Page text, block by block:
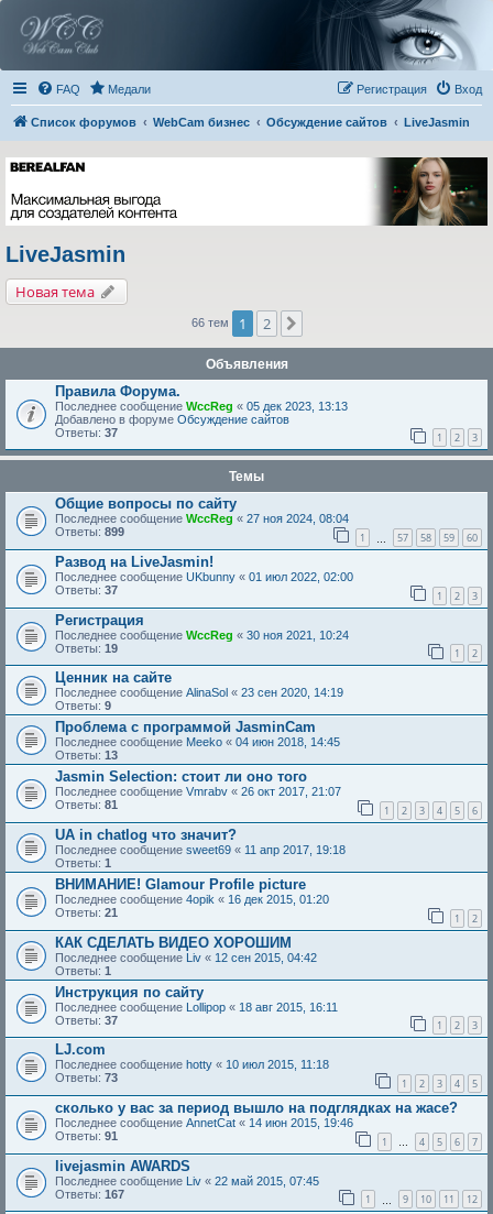
FAQ Медали Вход
Регистрация
Список форумов WebCam бизнес Обсуждение сайтов LiveJasmin
LiveJasmin
Новая тема
66 тем 1 2
Объявления
Правила Форума.
Последнее сообщение WccReg « 05 дек 2023, 13:13
Добавлено в форуме Обсуждение сайтов
Ответы: 37 1 2 3
Темы
Общие вопросы по сайту
Последнее сообщение WccReg « 27 ноя 2024, 08:04
Ответы: 899 1 57 58 59 60
Развод на LiveJasmin!
Последнее сообщение UKbunny « 01 июл 2022, 02:00
Ответы: 37 1 2 3
Регистрация
Последнее сообщение WccReg « 30 ноя 2021, 10:24
Ответы: 19 1 2
Ценник на сайте
Последнее сообщение AlinaSol « 23 сен 2020, 14:19
Ответы: 9
Проблема с программой JasminCam
Последнее сообщение Meeko « 04 июн 2018, 14:45
Ответы: 13
Jasmin Selection: стоит ли оно того
Последнее сообщение Vmrabv « 26 окт 2017, 21:07
Ответы: 81 1 2 3 4 5 6
UA in chatlog что значит?
Последнее сообщение sweet69 « 11 апр 2017, 19:18
Ответы: 1
ВНИМАНИЕ! Glamour Profile picture
Последнее сообщение 4opik « 16 дек 2015, 01:20
Ответы: 21 1 2
КАК СДЕЛАТЬ ВИДЕО ХОРОШИМ
Последнее сообщение Liv « 12 сен 2015, 04:42
Ответы: 1
Инструкция по сайту
Последнее сообщение Lollipop « 18 авг 2015, 16:11
Ответы: 37 1 2 3
LJ.com
Последнее сообщение hotty « 10 июл 2015, 11:18
Ответы: 73 1 2 3 4 5
сколько у вас за период вышло на подглядках на жасе?
Последнее сообщение AnnetCat « 14 июн 2015, 19:46
Ответы: 91 1 … 4 5 6 7
livejasmin AWARDS
Последнее сообщение Liv « 22 май 2015, 07:45
Ответы: 167 1 9 10 11 12